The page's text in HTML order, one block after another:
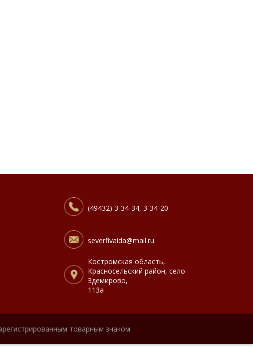
(49432) 3-34-34, 3-34-20
severfivaida@mail.ru
Костромская область,
Красносельский район, село
Здемирово,
113а
товарным знаком.